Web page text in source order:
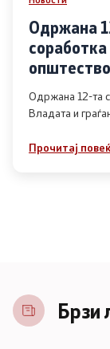
Одржана
општество
Одржана 12-та
Владата и
Прочитај
Брзи